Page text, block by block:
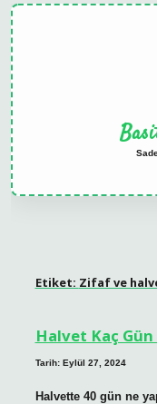
Etiket: Zifaf ve
Halvet Kaç Gün
Tarih: Eylül 27, 2024
Halvette 40 gün ne